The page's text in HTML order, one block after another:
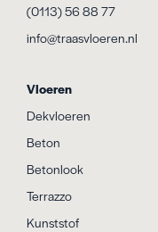
(0113) 56 88 77
info@traasvloeren.nl
Vloeren
Dekvloeren
Beton
Betonlook
Terrazzo
Kunststof